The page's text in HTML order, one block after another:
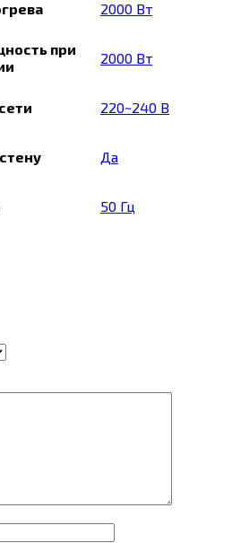
2000 Вт
при
2000 Вт
220~240 В
Да
50 Гц